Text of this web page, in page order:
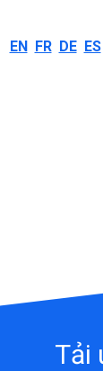
EN FR DE ES
Tải